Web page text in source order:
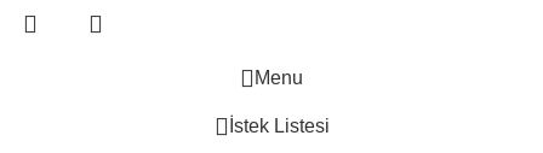
Menu
İstek Listesi